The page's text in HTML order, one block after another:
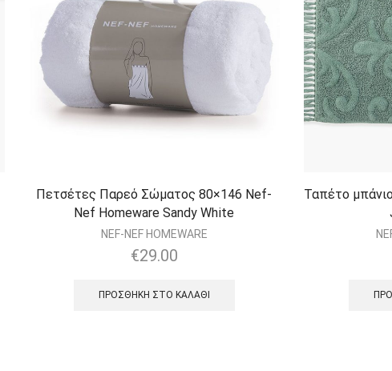
Πετσέτες Παρεό Σώματος 80×146 Nef-
Nef Homeware Sandy White
NEF-NEF HOMEWARE
€29.00
ΠΡΟΣΘΉΚΗ ΣΤΟ ΚΑΛΆΘΙ
Ταπέτο